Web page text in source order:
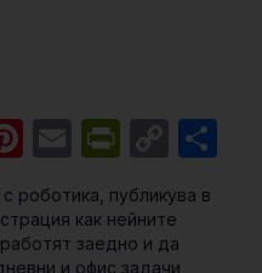
Pinterest
Email
роботика, публикува в
как нейните
заедно и да
и офис задачи,